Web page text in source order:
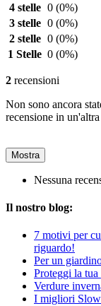
4 stelle 0 (0%)
3 stelle 0 (0%)
2 stelle 0 (0%)
1 Stelle 0 (0%)
2 recensioni
Non sono ancora
recensione in
Mostra
Nessuna
Il nostro blog:
7 motivi per
riguardo!
Per un
Proteggi la
Verdure
I migliori